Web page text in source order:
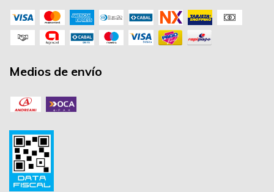
Medios de envío